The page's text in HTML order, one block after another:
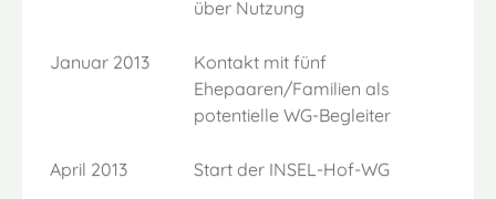
über Nutzung
Januar 2013
Kontakt mit fünf
Ehepaaren/Familien als
potentielle WG-Begleiter
April 2013 Start der INSEL-Hof-WG